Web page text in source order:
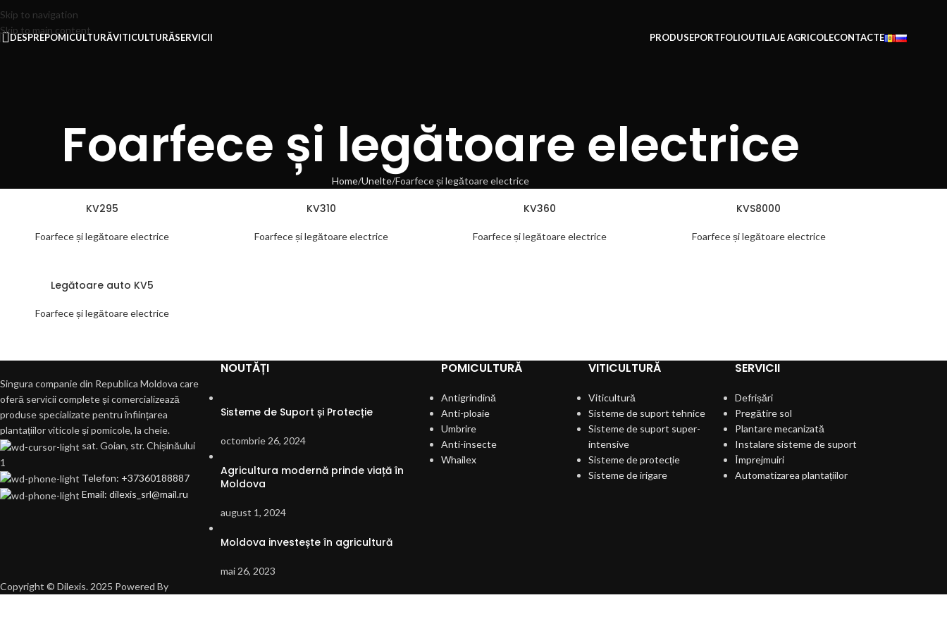
Skip to navigation
Skip to main content
DESPREPOMICULTURĂVITICULTURĂSERVICII PRODUSEPORTFOLIOUTILAJE AGRICOLECONTACTE
Foarfece și legătoare electrice
Home Unelte Foarfece și legătoare electrice
KV295
Foarfece și legătoare electrice
KV310
Foarfece și legătoare electrice
KV360
Foarfece și legătoare electrice
KVS8000
Foarfece și legătoare electrice
Legătoare auto KV5
Foarfece și legătoare electrice
Singura companie din Republica Moldova care
oferă servicii complete și comercializează
produse specializate pentru înființarea
plantațiilor viticole și pomicole, la cheie.
sat. Goian, str. Chișinăului
1
Telefon: +37360188887
Email: dilexis_srl@mail.ru
NOUTĂȚI
Sisteme de Suport și Protecție
octombrie 26, 2024
Agricultura modernă prinde viață în
Moldova
august 1, 2024
Moldova investește în agricultură
mai 26, 2023
POMICULTURĂ
Antigrindină
Anti-ploaie
Umbrire
Anti-insecte
Whailex
VITICULTURĂ
Viticultură
Sisteme de suport tehnice
Sisteme de suport super-
intensive
Sisteme de protecție
Sisteme de irigare
SERVICII
Defrișări
Pregătire sol
Plantare mecanizată
Instalare sisteme de suport
Împrejmuiri
Automatizarea plantațiilor
Copyright © Dilexis. 2025 Powered By